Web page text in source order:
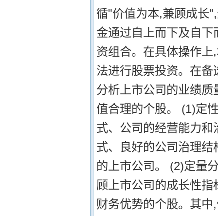
循"价值为本,兼顾成长
金通过自上而下及自
资组合。在具体操作
法进行股票投资。在
分析上市公司的业绩
值合理的个股。 (1)定
式、公司的经营能力
式、良好的公司治理
的上市公司。 (2)定量
顾上市公司的成长性
财务优势的个股。其